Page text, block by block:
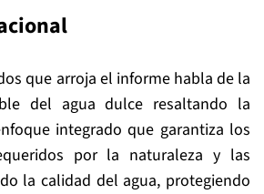
que arroja el informe habla de la
del agua dulce resaltando la
integrado que garantiza los
por la naturaleza y las
la calidad del agua, protegiendo